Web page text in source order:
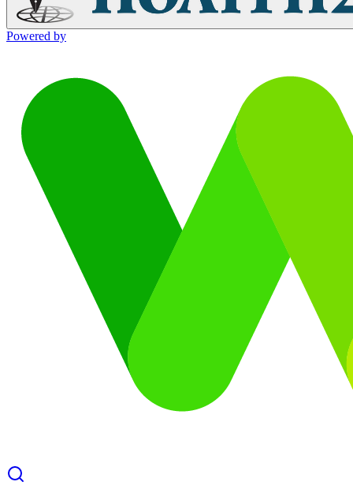
Powered by